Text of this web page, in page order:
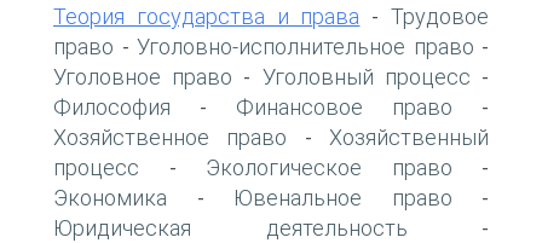
Теория государства и права -Трудовое
право - Уголовно-исполнительное право -
Уголовное право - Уголовный процесс -
Философия - Финансовое право -
Хозяйственное право - Хозяйственный
процесс - Экологическое право -
Экономика - Ювенальное право -
Юридическая деятельность -